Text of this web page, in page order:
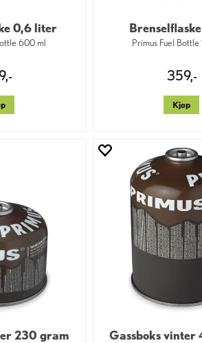
0,6 liter
600 ml Primus Fuel Bottle
359,-
Kjøp
230 gram Gassboks vinter